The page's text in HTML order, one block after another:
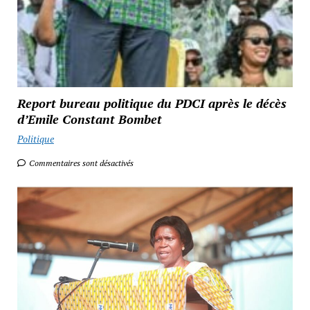
Report bureau politique du PDCI après le décès
d’Emile Constant Bombet
Politique
Commentaires sont désactivés